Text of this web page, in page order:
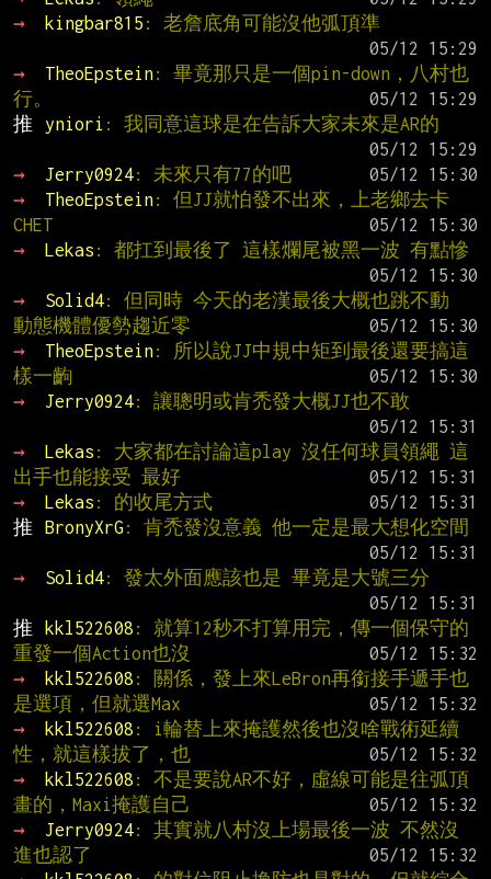
→
kingbar815 : 老詹底角可能沒他弧頂準
→
TheoEpstein: 畢竟那只是一個pin-down，八村也
行。
推
yniori : 我同意這球是在告訴大家未來是AR的
→
Jerry0924: 未來只有77的吧
→
TheoEpstein: 但JJ就怕發不出來，上老鄉去卡
CHET
→
Lekas : 都扛到最後了 這樣爛尾被黑一波 有點慘
→
Solid4: 但同時 今天的老漢最後大概也跳不動
動態機體優勢趨近零
→
TheoEpstein: 所以說JJ中規中矩到最後還要搞這
樣一齣
→
Jerry0924: 讓聰明或肯禿發大概JJ也不敢
→
Lekas : 大家都在討論這play 沒任何球員領繩 這
出手也能接受 最好
→
Lekas : 的收尾方式
推
BronyXrG: 肯禿發沒意義 他一定是最大想化空間
→
Solid4: 發太外面應該也是 畢竟是大號三分
推
kkl522608 : 就算12秒不打算用完，傳一個保守的
重發一個Action也沒
→
kkl522608 : 關係，發上來LeBron再銜接手遞手也
是選項，但就選Max
→
kkl522608 : i輪替上來掩護然後也沒啥戰術延續
性，就這樣拔了，也
→
kkl522608 : 不是要說AR不好，虛線可能是往弧頂
畫的，Maxi掩護自己
→
Jerry0924: 其實就八村沒上場最後一波 不然沒
進也認了